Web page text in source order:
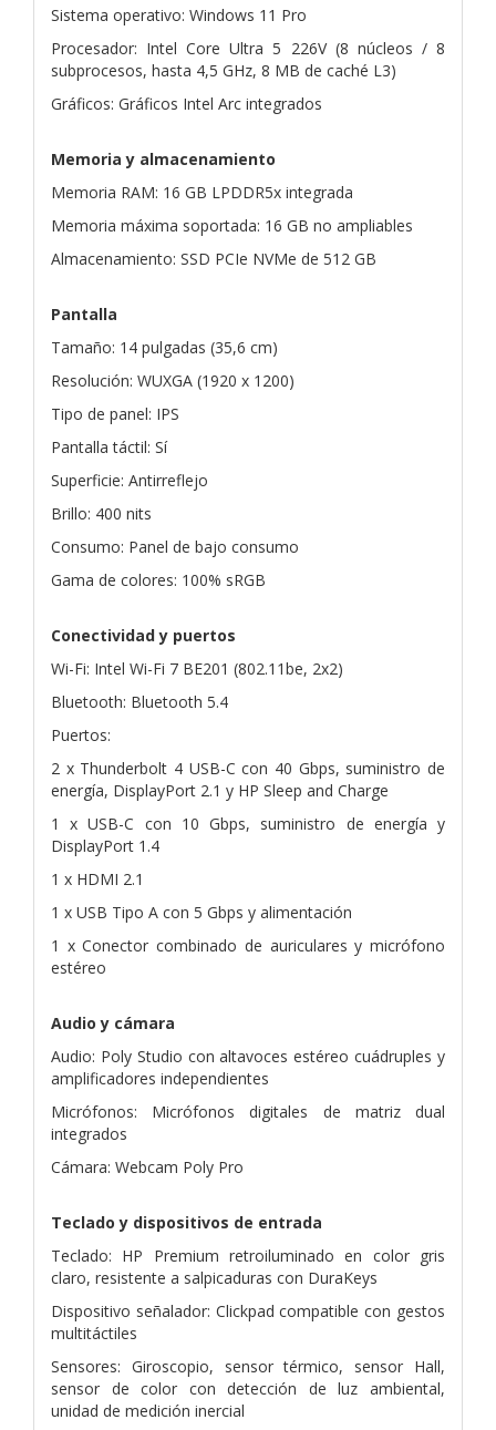
Sistema operativo: Windows 11 Pro
Procesador: Intel Core Ultra 5 226V (8 núcleos / 8
subprocesos, hasta 4,5 GHz, 8 MB de caché L3)
Gráficos: Gráficos Intel Arc integrados
Memoria y almacenamiento
Memoria RAM: 16 GB LPDDR5x integrada
Memoria máxima soportada: 16 GB no ampliables
Almacenamiento: SSD PCIe NVMe de 512 GB
Pantalla
Tamaño: 14 pulgadas (35,6 cm)
Resolución: WUXGA (1920 x 1200)
Tipo de panel: IPS
Pantalla táctil: Sí
Superficie: Antirreflejo
Brillo: 400 nits
Consumo: Panel de bajo consumo
Gama de colores: 100% sRGB
Conectividad y puertos
Wi-Fi: Intel Wi-Fi 7 BE201 (802.11be, 2x2)
Bluetooth: Bluetooth 5.4
Puertos:
2 x Thunderbolt 4 USB-C con 40 Gbps, suministro de
energía, DisplayPort 2.1 y HP Sleep and Charge
1 x USB-C con 10 Gbps, suministro de energía y
DisplayPort 1.4
1 x HDMI 2.1
1 x USB Tipo A con 5 Gbps y alimentación
1 x Conector combinado de auriculares y micrófono
estéreo
Audio y cámara
Audio: Poly Studio con altavoces estéreo cuádruples y
amplificadores independientes
Micrófonos: Micrófonos digitales de matriz dual
integrados
Cámara: Webcam Poly Pro
Teclado y dispositivos de entrada
Teclado: HP Premium retroiluminado en color gris
claro, resistente a salpicaduras con DuraKeys
Dispositivo señalador: Clickpad compatible con gestos
multitáctiles
Sensores: Giroscopio, sensor térmico, sensor Hall,
sensor de color con detección de luz ambiental,
unidad de medición inercial